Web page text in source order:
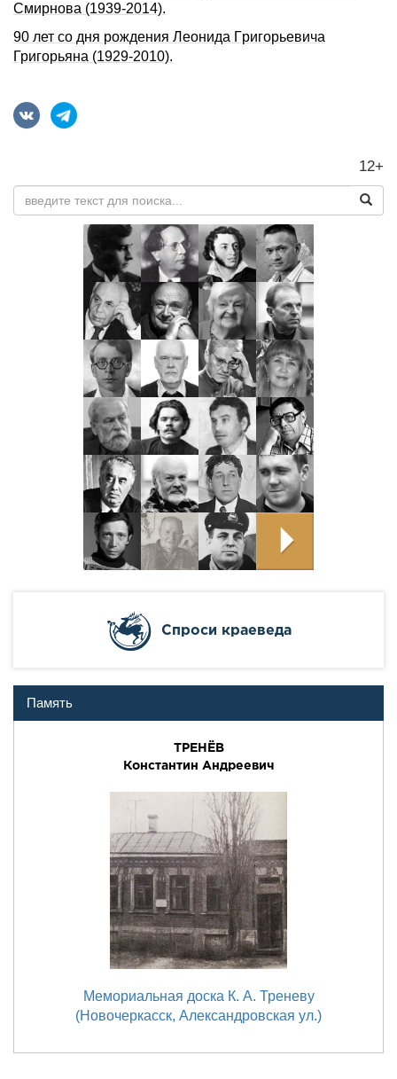
Смирнова (1939‑2014).
90 лет со дня pождения Леонида Гpигоpьевича
Григорьяна (1929-2010).
12+
Cпроси краеведа
Память
ТРЕНЁВ
Константин Андреевич
Мемориальная доска К. А. Треневу
(Новочеркасск, Александровская ул.)